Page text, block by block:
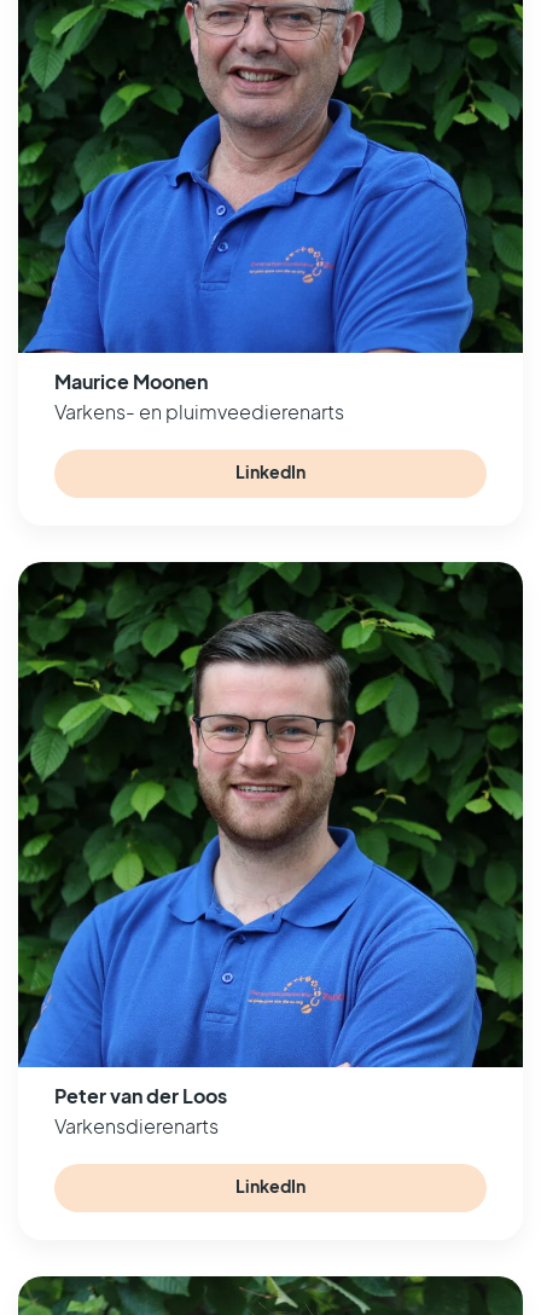
Maurice Moonen
Varkens- en pluimveedierenarts
LinkedIn
Peter van der Loos
Varkensdierenarts
LinkedIn